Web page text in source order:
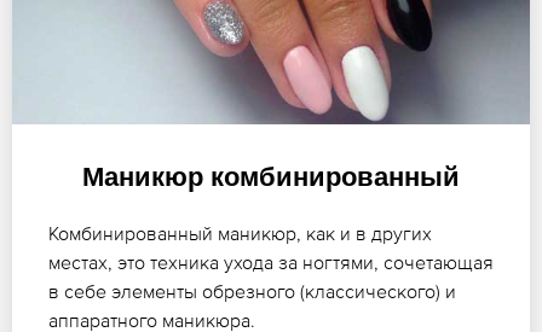
Маникюр комбинированный
Комбинированный маникюр, как и в других
местах, это техника ухода за ногтями, сочетающая
в себе элементы обрезного (классического) и
аппаратного маникюра.